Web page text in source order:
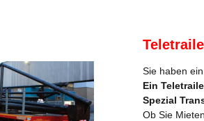
Sie haben
Ein
Spezial
Ob Sie